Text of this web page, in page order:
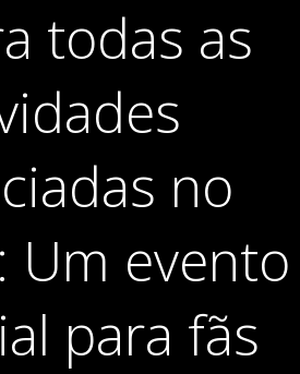
todas as
no
Um evento
para fãs